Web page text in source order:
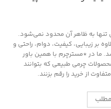
تنها به ظاهر آن محدود نمی‌شود.
بر زیبایی، کیفیت، دوام، راحتی و
ما در *مسترچرم با همین باور
چرمی طبیعی که بتوانند
از خرید را رقم بزنند.